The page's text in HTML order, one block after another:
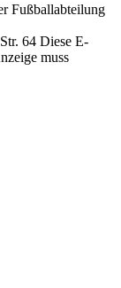
Fußballabteilung
64 Diese E-
muss